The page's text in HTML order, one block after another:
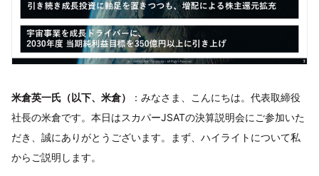
米倉英一氏（以下、米倉）
：みなさま、こんにちは。代表取締役
社長の米倉です。本日はスカパーJSATの決算説明会にご参加いた
だき、誠にありがとうございます。まず、ハイライトについて私
からご説明します。